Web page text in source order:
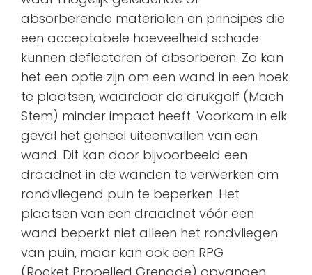
absorberende materialen en principes die
een acceptabele hoeveelheid schade
kunnen deflecteren of absorberen. Zo kan
het een optie zijn om een wand in een hoek
te plaatsen, waardoor de drukgolf (Mach
Stem) minder impact heeft. Voorkom in elk
geval het geheel uiteenvallen van een
wand. Dit kan door bijvoorbeeld een
draadnet in de wanden te verwerken om
rondvliegend puin te beperken. Het
plaatsen van een draadnet vóór een
wand beperkt niet alleen het rondvliegen
van puin, maar kan ook een RPG